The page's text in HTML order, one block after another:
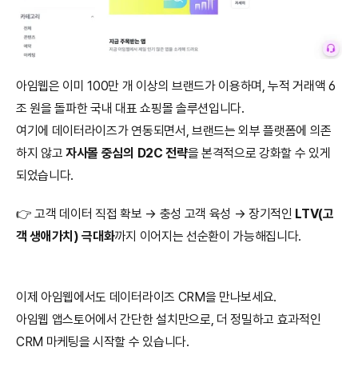
아임웹은 이미 100만 개 이상의 브랜드가 이용하며, 누적 거래액 6
조 원을 돌파한 국내 대표 쇼핑몰 솔루션입니다.
여기에 데이터라이즈가 연동되면서, 브랜드는 외부 플랫폼에 의존
하지 않고 자사몰 중심의 D2C 전략을 본격적으로 강화할 수 있게
되었습니다.
👉 고객 데이터 직접 확보 → 충성 고객 육성 → 장기적인 LTV(고
객 생애가치) 극대화까지 이어지는 선순환이 가능해집니다.
이제 아임웹에서도 데이터라이즈 CRM을 만나보세요.
아임웹 앱스토어에서 간단한 설치만으로, 더 정밀하고 효과적인
CRM 마케팅을 시작할 수 있습니다.